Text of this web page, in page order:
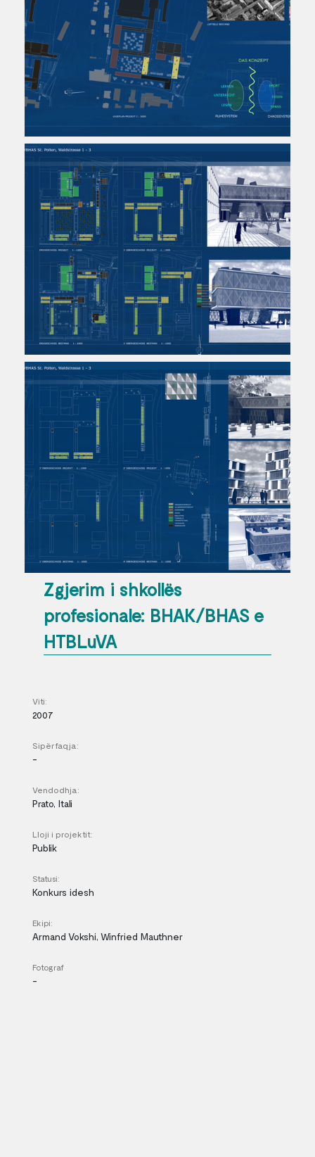
Zgjerim i shkollës
profesionale: BHAK/BHAS e
HTBLuVA
Viti:
2007
Sipërfaqja:
-
Vendodhja:
Prato, Itali
Lloji i projektit:
Publik
Statusi:
Konkurs idesh
Ekipi:
Armand Vokshi, Winfried Mauthner
Fotograf
-